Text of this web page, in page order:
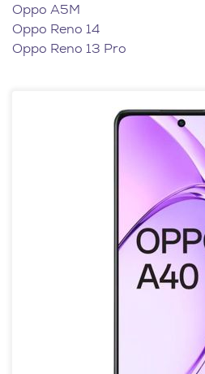
Oppo A5M
Oppo Reno 14
Oppo Reno 13 Pro